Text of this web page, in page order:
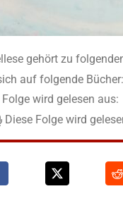
gehört zu
auf folgende Bücher:
Folge wird gelesen aus:
Diese Folge wird